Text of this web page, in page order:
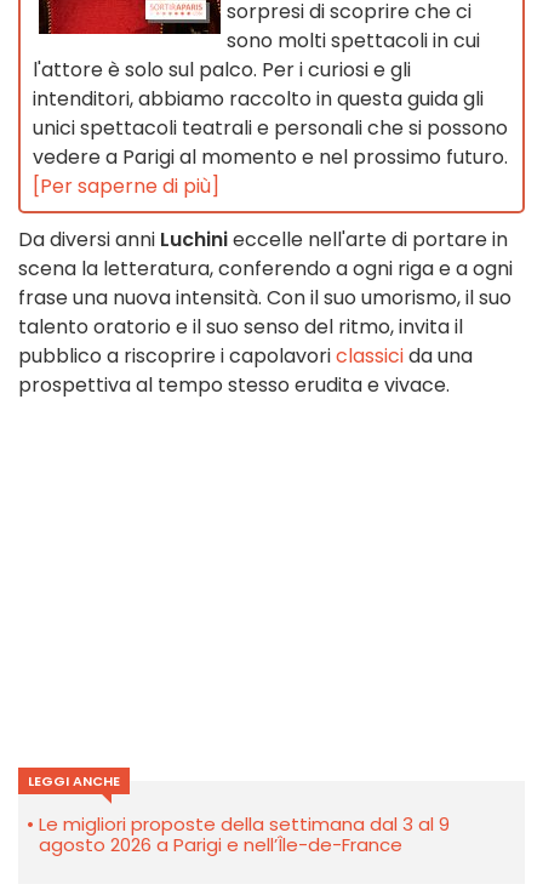
sorpresi di scoprire che ci
sono molti spettacoli in cui
l'attore è solo sul palco. Per i curiosi e gli
intenditori, abbiamo raccolto in questa guida gli
unici spettacoli teatrali e personali che si possono
vedere a Parigi al momento e nel prossimo futuro.
[Per saperne di più]
Da diversi anni Luchinieccelle nell'arte di portare in
scena la letteratura, conferendo a ogni riga e a ogni
frase una nuova intensità. Con il suo umorismo, il suo
talento oratorio e il suo senso del ritmo, invita il
pubblico a riscoprire i capolavoriclassicida una
prospettiva al tempo stesso erudita e vivace.
LEGGI ANCHE
Le migliori proposte della settimana dal 3 al 9
agosto 2026 a Parigi e nell’Île-de-France